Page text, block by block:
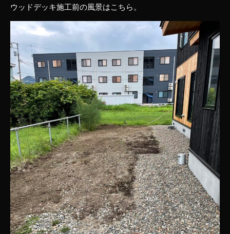
ウッドデッキ施工前の風景はこちら。